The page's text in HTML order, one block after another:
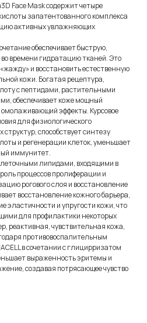
Face Mask содержит четыре
запатентованного комплекса
активных увлажняющих
обеспечивает быструю,
времени гидратацию тканей. Это
и восстановить естественную
кожи. Богатая рецептура,
с пептидами, растительными
обеспечивает коже мощный
эффекты. Курсовое
для физиологического
способствует синтезу
и регенерации клеток, уменьшает
иммунитет.
липидами, входящими в
процессов пролиферации и
рогового слоя и восстановление
восстановление кожного барьера,
эластичности и упругости кожи, что
для профилактики некоторых
реактивная, чувствительная кожа,
противовоспалительным
в сочетании с глицирризатом
выраженность эритемы и
создавая потрясающее чувство